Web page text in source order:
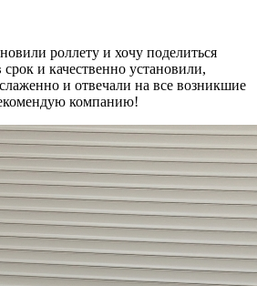
роллету и хочу поделиться
и качественно установили,
и отвечали на все возникшие
компанию!